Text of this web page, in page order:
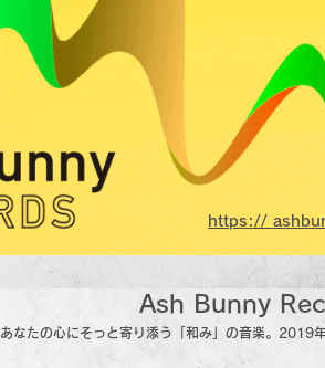
https://
Ash Bunny
あなたの心にそっと寄り添う「和み」の音楽。